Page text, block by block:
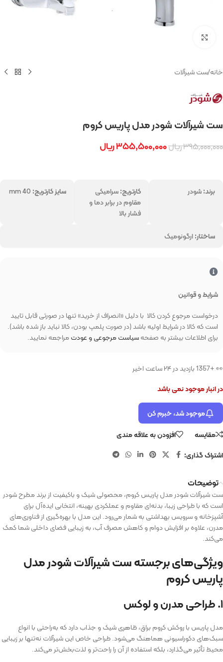
خانه/ست شیرآلات
ست شیرآلات شودر مدل پاریس کروم
۳۹۵,۰۰۰,۰۰۰ریال۳۵۵,۵۰۰,۰۰۰ریال
برند:شودر کارتریج:سرامیکی
مقاوم در برابر دما و
فشار بالا
سایز کارتریج:
ساختار:ارگونومیک
شرایط و قوانین
درخواست مرجوع کردن کالا با دلیل «انصراف از خرید» تنها در صورتی قابل تایید
است که کالا در شرایط اولیه باشد (در صورت پلمپ بودن، کالا نباید باز شده باشد).
برای اطلاعات بیشتر به صفحهسیاست مرجوعی و عودتمراجعه نمایید.
👀 +1357 بازدید در ۲۴ ساعت اخیر
در انبار موجود نمی باشد
موجود شد، خبرم کن
مقایسه
افزودن به علاقه مندی
اشتراک گذاری:
توضیحات
ست شیرآلات شودر مدل پاریس کروم، محصولی شیک و باکیفیت از برند مطرح شودر
است که با طراحی زیبا، بدنه‌ای مقاوم و عملکردی بهینه، انتخابی ایده‌آل برای
آشپزخانه و سرویس بهداشتی به شمار می‌رود. این مدل با بهره‌گیری از فناوری‌های
مدرن، علاوه بر افزایش دوام و کاهش مصرف آب، به زیبایی فضای داخلی شما کمک
می‌کند.
ویژگی‌های برجسته ست شیرآلات شودر مدل
پاریس کروم
۱. طراحی مدرن و لوکس
مدل پاریس با روکش کروم براق، ظاهری شیک و جذاب دارد که به‌راحتی با انواع
سبک‌های دکوراسیونی هماهنگ می‌شود. طراحی خاص این شیرآلات نه‌تنها بر زیبایی
محیط تأثیر می‌گذارد، بلکه استفاده از آن را راحت‌تر و لذت‌بخش‌تر می‌کند.